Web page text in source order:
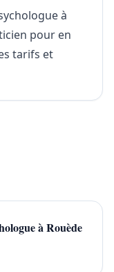
à
pour en
tarifs et
à Rouède